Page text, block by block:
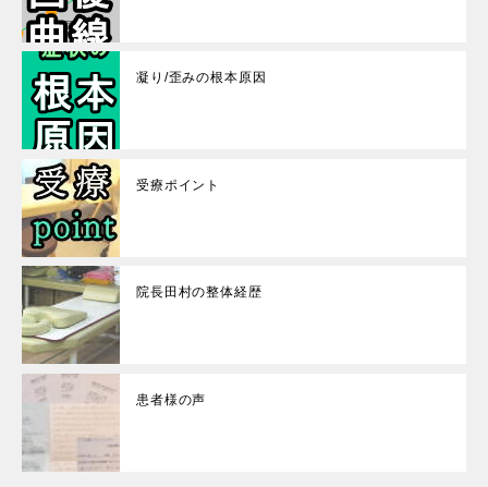
凝り/歪みの根本原因
受療ポイント
院長田村の整体経歴
患者様の声